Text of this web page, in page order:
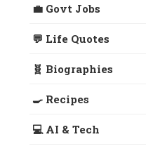
💼 Govt Jobs
💬 Life Quotes
🧬 Biographies
🍳 Recipes
💻 AI & Tech